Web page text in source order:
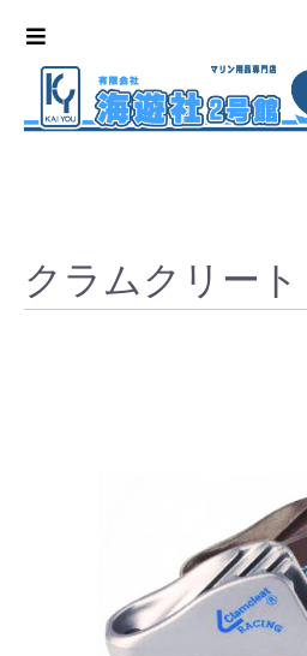
クラムクリート